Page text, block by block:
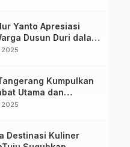
Yanto Apresiasi
Dusun Duri dalam
RI ke-80
Kumpulkan
Utama dan
Paparkan
Destinasi Kuliner